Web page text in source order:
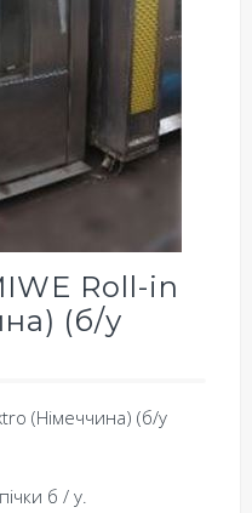
Roll-in
(б/у
(Німеччина) (б/у
б / у.